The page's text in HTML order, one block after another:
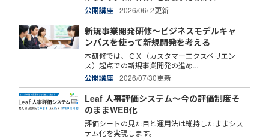
公開講座
2026/06/ 2更新
新規事業開発研修～ビジネスモデルキャ
ンバスを使って新規開発を考える
本研修では、ＣＸ（カスタマーエクスペリエン
ス）起点での新規事業開発の進め...
公開講座
2026/07/30更新
Leaf 人事評価システム～今の評価制度そ
のままWEB化
評価シートの見た目と運用法は維持したままシス
テム化を実現します。